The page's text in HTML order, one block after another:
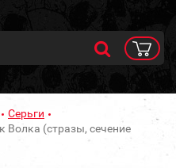
Серьги
Волка (стразы, сечение